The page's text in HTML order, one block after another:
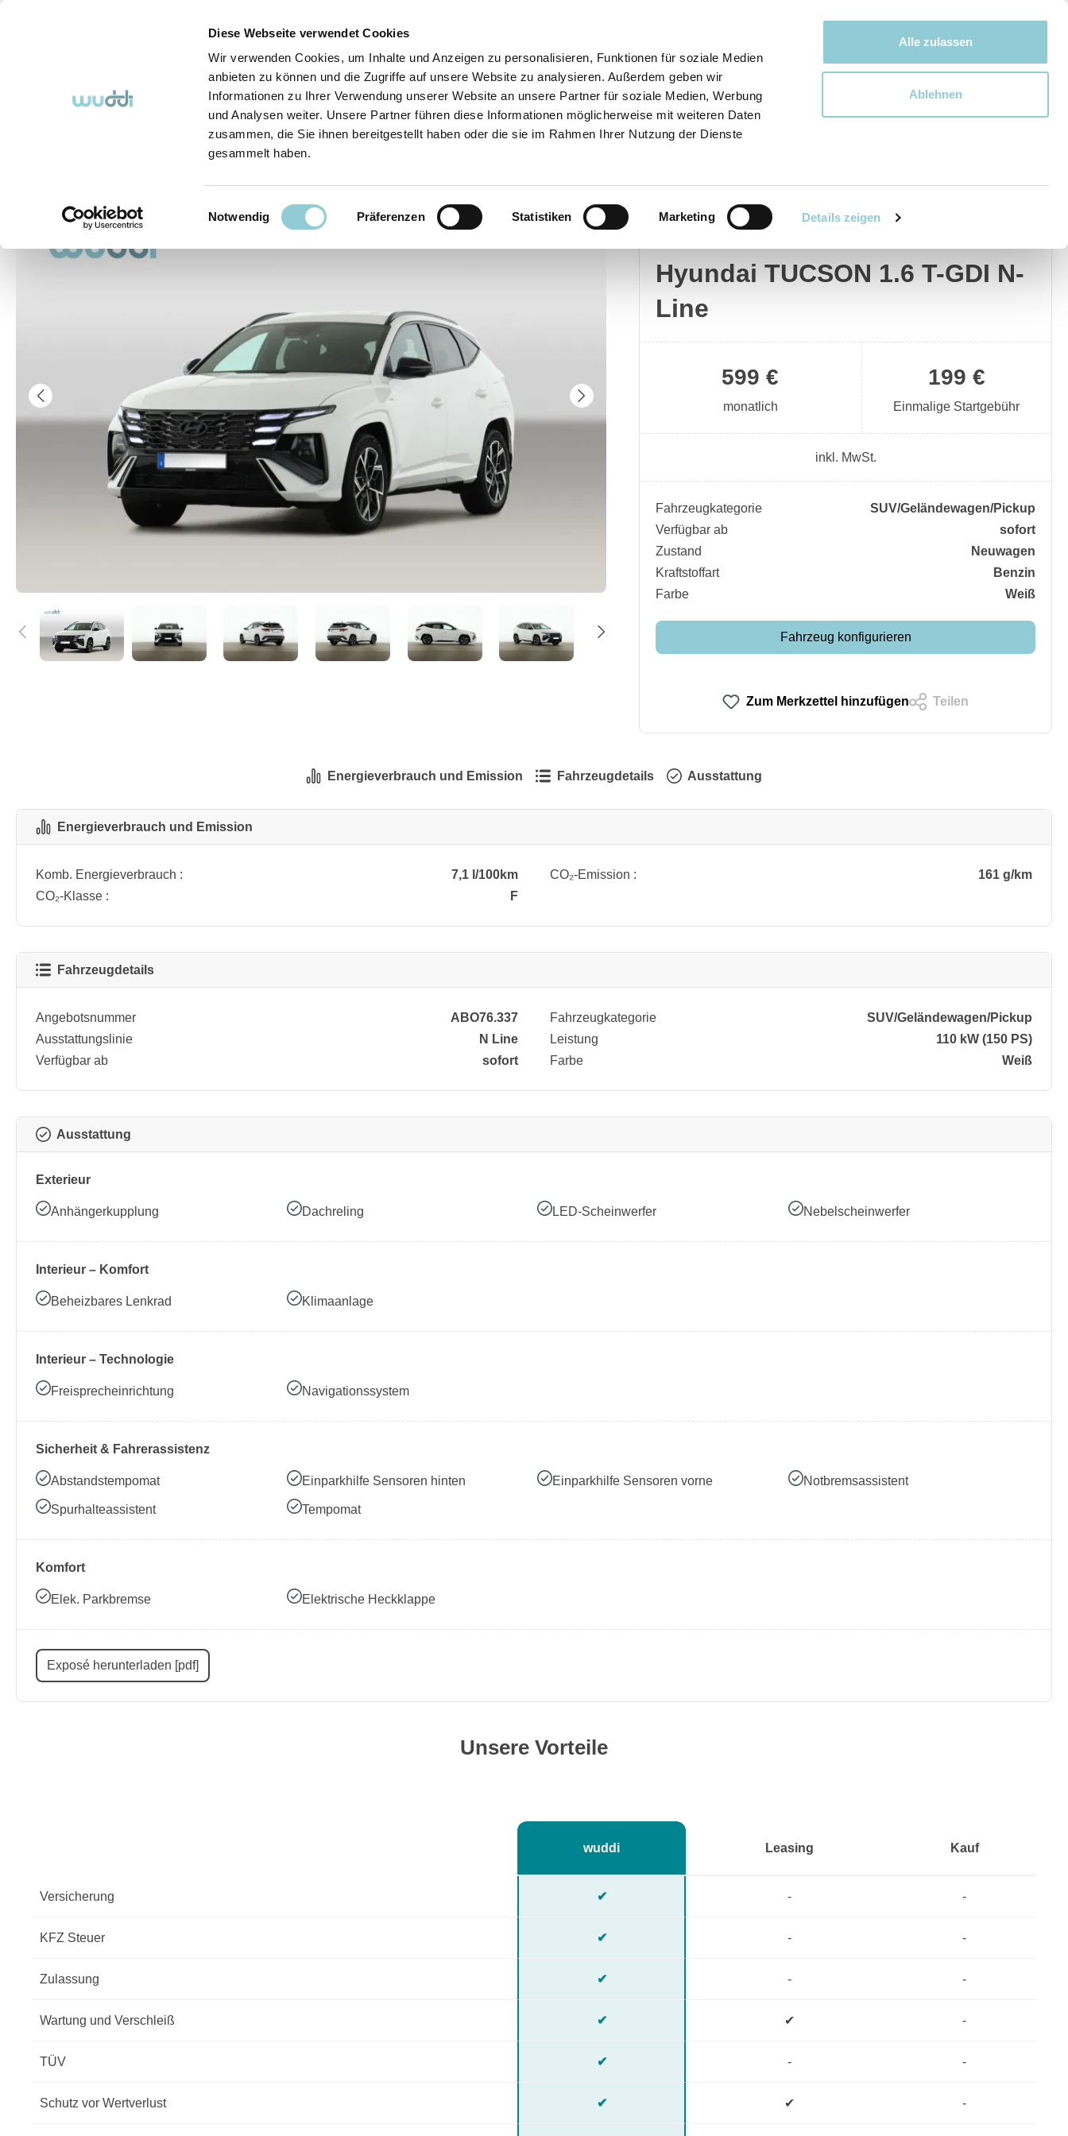
Diese Webseite verwendet Cookies
Wir verwenden Cookies, um Inhalte und Anzeigen zu personalisieren, Funktionen für soziale Medien
anbieten zu können und die Zugriffe auf unsere Website zu analysieren. Außerdem geben wir
Informationen zu Ihrer Verwendung unserer Website an unsere Partner für soziale Medien, Werbung
und Analysen weiter. Unsere Partner führen diese Informationen möglicherweise mit weiteren Daten
zusammen, die Sie ihnen bereitgestellt haben oder die sie im Rahmen Ihrer Nutzung der Dienste
gesammelt haben.
Einwilligungsauswahl
Notwendig Präferenzen Statistiken Marketing Details zeigen
Alle zulassen
Ablehnen
Bewegen bewegt uns!
Abo-Fahrzeuge So funktioniert's (FAQ) Über Uns Kontakt
Bildergalerie überspringen
Hyundai
Hyundai TUCSON 1.6 T-GDI N-
Line
199 €
Einmalige Startgebühr
599 €
monatlich
inkl. MwSt.
Fahrzeugkategorie
SUV/​Geländewagen/​Pickup
Verfügbar ab
sofort
Zustand
Neuwagen
Kraftstoffart
Benzin
Farbe
Weiß
Fahrzeug konfigurieren
Zum Merkzettel hinzufügen Teilen
Energieverbrauch und Emission Fahrzeugdetails Ausstattung
Energieverbrauch und Emission
Komb. Energieverbrauch : 7,1 l/100km CO₂-Emission :
161 g/km
CO₂-Klasse :
F
Fahrzeugdetails
Angebotsnummer
ABO76.337
Ausstattungslinie
N Line
Verfügbar ab
sofort
Fahrzeugkategorie
SUV/​Geländewagen/​Pickup
Leistung
110 kW (150 PS)
Farbe
Weiß
Ausstattung
Exterieur
Anhängerkupplung Dachreling LED-Scheinwerfer Nebelscheinwerfer
Interieur – Komfort
Beheizbares Lenkrad Klimaanlage
Interieur – Technologie
Freisprecheinrichtung Navigationssystem
Sicherheit & Fahrerassistenz
Abstandstempomat Einparkhilfe Sensoren hinten Einparkhilfe Sensoren vorne Notbremsassistent
Spurhalteassistent Tempomat
Komfort
Elek. Parkbremse Elektrische Heckklappe
Exposé herunterladen [pdf]
Unsere Vorteile
wuddi Leasing Kauf
Versicherung ✔ - -
KFZ Steuer ✔ - -
Zulassung ✔ - -
Wartung und Verschleiß ✔ ✔ -
TÜV ✔ - -
Schutz vor Wertverlust ✔ ✔ -